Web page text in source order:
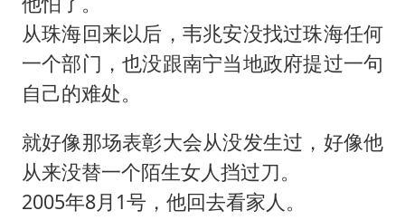
从珠海回来以后，韦兆安没找过珠海任何
一个部门，也没跟南宁当地政府提过一句
自己的难处。
就好像那场表彰大会从没发生过，好像他
从来没替一个陌生女人挡过刀。
2005年8月1号，他回去看家人。